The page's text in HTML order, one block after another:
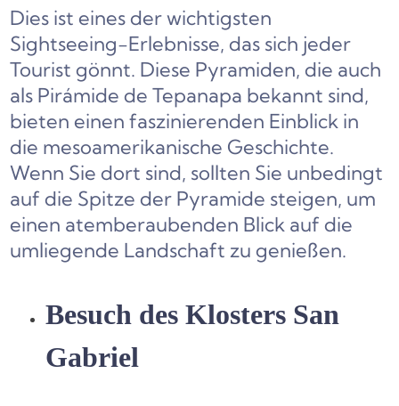
Dies ist eines der wichtigsten
Sightseeing-Erlebnisse, das sich jeder
Tourist gönnt. Diese Pyramiden, die auch
als Pirámide de Tepanapa bekannt sind,
bieten einen faszinierenden Einblick in
die mesoamerikanische Geschichte.
Wenn Sie dort sind, sollten Sie unbedingt
auf die Spitze der Pyramide steigen, um
einen atemberaubenden Blick auf die
umliegende Landschaft zu genießen.
Besuch des Klosters San
Gabriel